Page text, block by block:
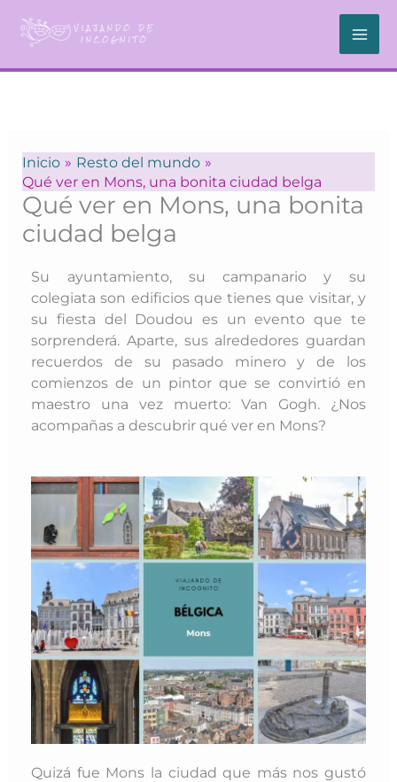
contenido
Inicio
Resto del mundo
Qué ver en Mons, una bonita ciudad belga
Qué ver en Mons, una bonita
ciudad belga
Su ayuntamiento, su campanario y su
colegiata son edificios que tienes que visitar, y
su fiesta del Doudou es un evento que te
sorprenderá. Aparte, sus alrededores guardan
recuerdos de su pasado minero y de los
comienzos de un pintor que se convirtió en
maestro una vez muerto: Van Gogh. ¿Nos
acompañas a descubrir qué ver en Mons?
Quizá fue Mons la ciudad que más nos gustó